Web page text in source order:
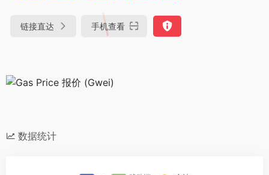
链接直达 手机查看
数据统计